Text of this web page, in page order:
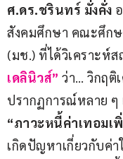
ศ.ดร.ชรินทร์ มั่งคั่ง
สังคมศึกษา คณะศึกษ
(มช.) ที่ได้วิเคราะห์
เดลินิวส์” ว่า… วิกฤติ
ปรากฏการณ์หลาย ๆ
“ภาวะหนี้ค่าเทอมเ
เกิดปัญหาเกี่ยวกับค่